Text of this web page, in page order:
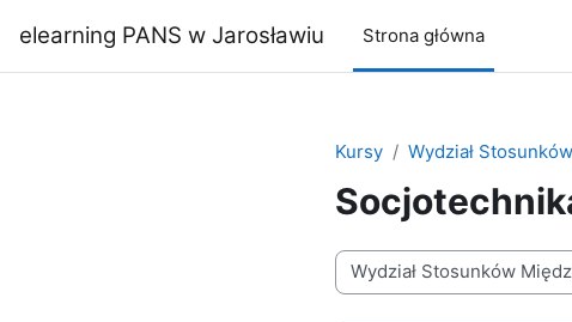
elearning PANS w Jarosławiu Strona główna
Kursy Wydział
Kategorie kursów